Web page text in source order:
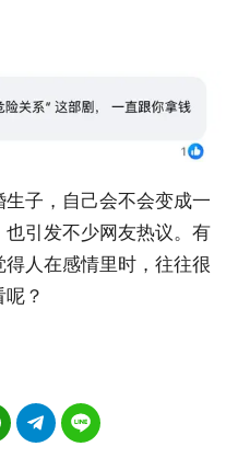
子，自己会不会变成一
引发不少网友热议。有
人在感情里时，往往很
？